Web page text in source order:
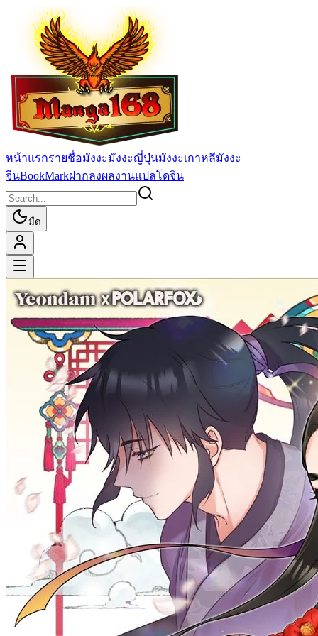
หน้าแรกรายชื่อมังงะมังงะญี่ปุ่นมังงะเกาหลีมังงะ
จีนBookMarkฝากลงผลงานแปลโดจิน
มืด